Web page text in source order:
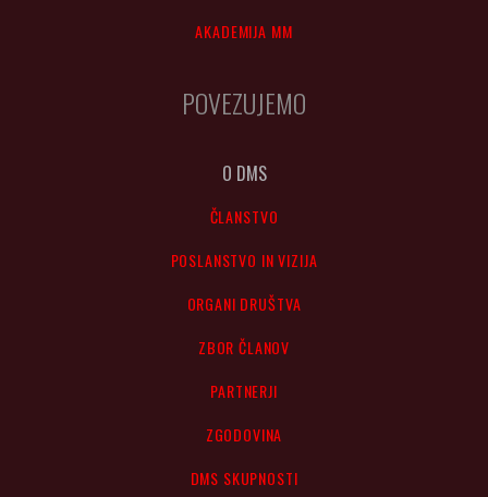
AKADEMIJA MM
POVEZUJEMO
O DMS
ČLANSTVO
POSLANSTVO IN VIZIJA
ORGANI DRUŠTVA
ZBOR ČLANOV
PARTNERJI
ZGODOVINA
DMS SKUPNOSTI